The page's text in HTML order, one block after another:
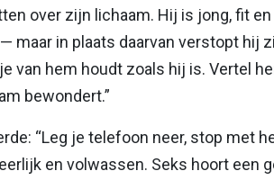
over zijn lichaam. Hij is jong, fit
maar in plaats daarvan verstopt hij
van hem houdt zoals hij is. Vertel
bewondert.”
“Leg je telefoon neer, stop met
en volwassen. Seks hoort een